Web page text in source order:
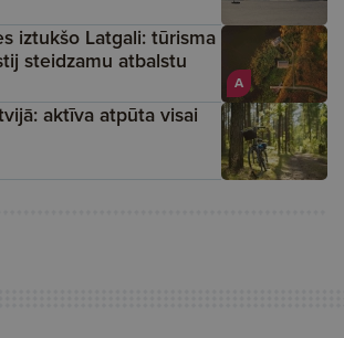
A
iztukšo Latgali: tūrisma
steidzamu atbalstu
aktīva atpūta visai